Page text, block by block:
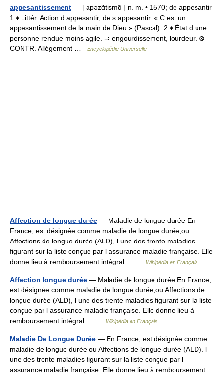
appesantissement — [ apəzɑ̃tismɑ̃ ] n. m. • 1570; de appesantir
1 ♦ Littér. Action d appesantir, de s appesantir. « C est un
appesantissement de la main de Dieu » (Pascal). 2 ♦ État d une
personne rendue moins agile. ⇒ engourdissement, lourdeur. ⊗
CONTR. Allégement …
Encyclopédie Universelle
Affection de longue durée — Maladie de longue durée En
France, est désignée comme maladie de longue durée,ou
Affections de longue durée (ALD), l une des trente maladies
figurant sur la liste conçue par l assurance maladie française. Elle
donne lieu à remboursement intégral… …
Wikipédia en Français
Affection longue durée — Maladie de longue durée En France,
est désignée comme maladie de longue durée,ou Affections de
longue durée (ALD), l une des trente maladies figurant sur la liste
conçue par l assurance maladie française. Elle donne lieu à
remboursement intégral… …
Wikipédia en Français
Maladie De Longue Durée — En France, est désignée comme
maladie de longue durée,ou Affections de longue durée (ALD), l
une des trente maladies figurant sur la liste conçue par l
assurance maladie française. Elle donne lieu à remboursement